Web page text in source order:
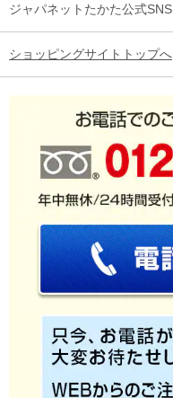
ジャパネットたかた公式SNS
ショッピングサイトトップへ